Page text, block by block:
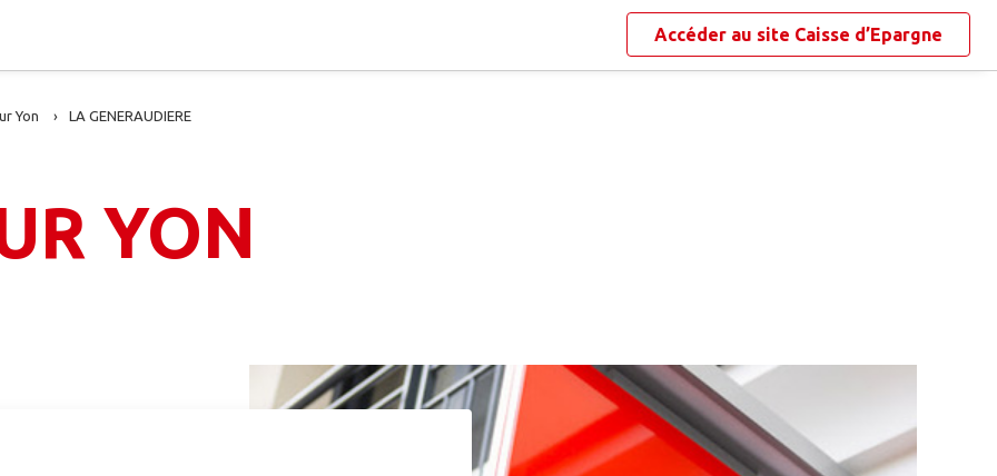
Accéder au site Caisse d’Epargne
Yon LA GENERAUDIERE
YON